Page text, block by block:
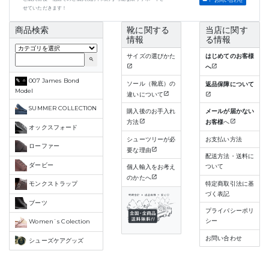
せていただきます！
商品検索
search
007 James Bond
Model
SUMMER COLLECTION
オックスフォード
ローファー
ダービー
モンクストラップ
ブーツ
Women`s Colection
シューズケアグッズ
靴に関する
情報
サイズの選びかた
ソール（靴底）の
違いについて
購入後のお手入れ
方法
シューツリーが必
要な理由
個人輸入をお考え
のかたへ
当店に関す
る情報
はじめてのお客様
へ
返品保障について
メールが届かない
お客様へ
お支払い方法
配送方法・送料に
ついて
特定商取引法に基
づく表記
プライバシーポリ
シー
お問い合わせ